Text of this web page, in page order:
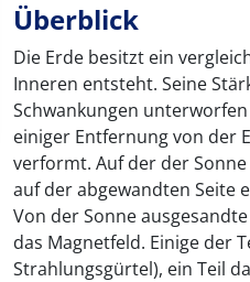
Überblick
Die Erde besitzt ein
Inneren entsteht. Seine
Schwankungen
einiger Entfernung von der
verformt. Auf der der
auf der abgewandten Seite
Von der Sonne
das Magnetfeld. Einige der
Strahlungsgürtel), ein Teil